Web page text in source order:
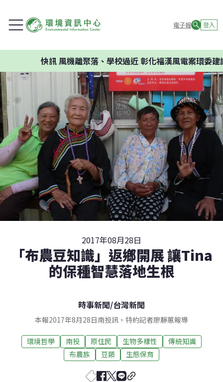
電子報 登入
風機離聚落、學校過近 彰化福漢風電案環委建議不應開發
2017年08月28日
「布農豆知識」返鄉開展 讓Tina
的保種智慧落地生根
時事新聞/台灣新聞
本報2017年8月28日南投訊，特約記者廖靜蕙報導
環境哲學 南投 原住民 生物多樣性
傳統知識
布農族
豆類 生態保育